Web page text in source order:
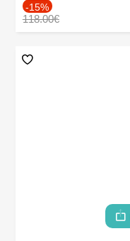
-15%
118.00€